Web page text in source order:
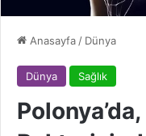
Anasayfa / Dünya
Dünya Sağlık